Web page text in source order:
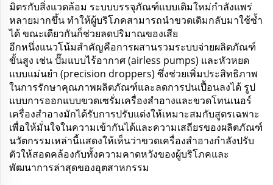
มิตรกับสิ่งแวดล้อม ระบบบรรจุภัณฑ์แบบเติมใหม่กำลังแพร่
หลายมากขึ้น ทำให้ผู้บริโภคสามารถนำขวดเดิมกลับมาใช้ซ้ำ
ได้ ขณะเดียวกันก็ช่วยลดปริมาณของเสีย
อีกหนึ่งแนวโน้มสำคัญคือการผสานรวมระบบจ่ายผลิตภัณฑ์
ขั้นสูง เช่น ปั๊มแบบไร้อากาศ (airless pumps) และหัวหยด
แบบแม่นยำ (precision droppers) ซึ่งช่วยเพิ่มประสิทธิภาพ
ในการรักษาคุณภาพผลิตภัณฑ์และลดการปนเปื้อนลงได้ รูป
แบบการออกแบบขวดเซรั่มเครื่องสำอางและขวดโทนเนอร์
เครื่องสำอางมักได้รับการปรับแต่งให้เหมาะสมกับสูตรเฉพาะ
เพื่อให้มั่นใจในความเข้ากันได้และความเสถียรของผลิตภัณฑ์
นวัตกรรมเหล่านี้แสดงให้เห็นว่าขวดเครื่องสำอางกำลังปรับ
ตัวให้สอดคล้องกับทั้งความคาดหวังของผู้บริโภคและ
พัฒนาการล่าสุดของอุตสาหกรรม